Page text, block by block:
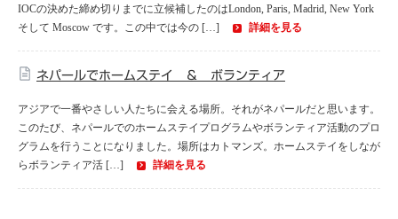
IOCの決めた締め切りまでに立候補したのはLondon, Paris, Madrid, New York
そして Moscow です。この中では今の […]
詳細を見る
ネパールでホームステイ ＆ ボランティア
アジアで一番やさしい人たちに会える場所。それがネパールだと思います。
このたび、ネパールでのホームステイプログラムやボランティア活動のプロ
グラムを行うことになりました。場所はカトマンズ。ホームステイをしなが
らボランティア活 […]
詳細を見る